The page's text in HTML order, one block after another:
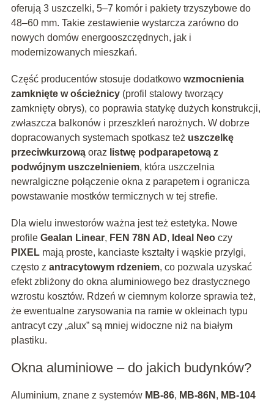
oferują 3 uszczelki, 5–7 komór i pakiety trzyszybowe do
48–60 mm. Takie zestawienie wystarcza zarówno do
nowych domów energooszczędnych, jak i
modernizowanych mieszkań.
Część producentów stosuje dodatkowo wzmocnienia
zamknięte w ościeżnicy(profil stalowy tworzący
zamknięty obrys), co poprawia statykę dużych konstrukcji,
zwłaszcza balkonów i przeszkleń narożnych. W dobrze
dopracowanych systemach spotkasz też uszczelkę
przeciwkurzowąoraz listwę podparapetową z
podwójnym uszczelnieniem, która uszczelnia
newralgiczne połączenie okna z parapetem i ogranicza
powstawanie mostków termicznych w tej strefie.
Dla wielu inwestorów ważna jest też estetyka. Nowe
profile Gealan Linear, FEN 78N AD, Ideal Neoczy
PIXELmają proste, kanciaste kształty i wąskie przylgi,
często z antracytowym rdzeniem, co pozwala uzyskać
efekt zbliżony do okna aluminiowego bez drastycznego
wzrostu kosztów. Rdzeń w ciemnym kolorze sprawia też,
że ewentualne zarysowania na ramie w okleinach typu
antracyt czy „alux” są mniej widoczne niż na białym
plastiku.
Okna aluminiowe – do jakich budynków?
Aluminium, znane z systemów MB-86, MB-86N , MB-104